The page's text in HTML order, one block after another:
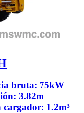
bruta: 75kW
3.82m
1.2m³